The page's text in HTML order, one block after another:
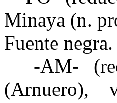
Minaya (n.
Fuente negra.
-AM-
(Arnuero),